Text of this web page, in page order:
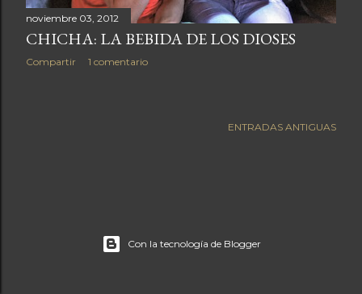
noviembre 03, 2012
CHICHA: LA BEBIDA DE LOS DIOSES
Compartir 1 comentario
ENTRADAS ANTIGUAS
Con la tecnología de Blogger